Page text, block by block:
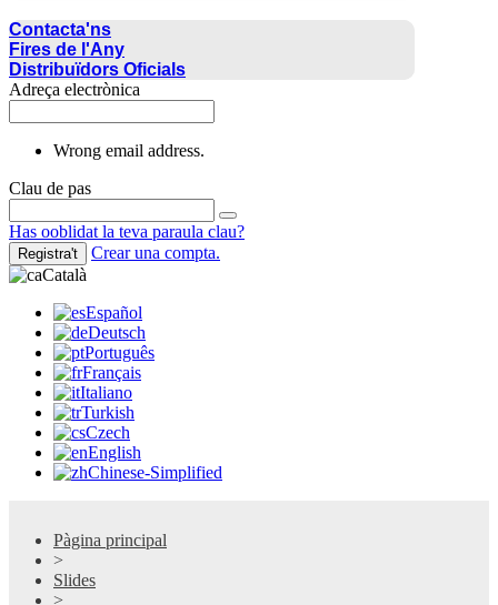
Contacta'ns
Fires de l'Any
Distribuïdors Oficials
Adreça electrònica
Wrong email address.
Clau de pas
Has ooblidat la teva paraula clau?
Registra't
Crear una compta.
Català
Español
Deutsch
Português
Français
Italiano
Turkish
Czech
English
Chinese-Simplified
Pàgina principal
>
Slides
>